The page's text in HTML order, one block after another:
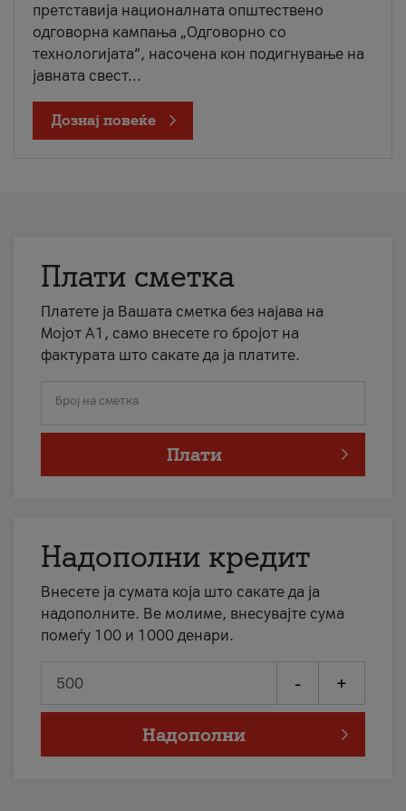
претставија националната општествено
одговорна кампања „Одговорно со
технологијата“, насочена кон подигнување на
јавната свест...
Дознај повеќе
Плати сметка
Платете ја Вашата сметка без најава на
Мојот А1, само внесете го бројот на
фактурата што сакате да ја платите.
Број на сметка
Плати
Надополни кредит
Внесете ја сумата која што сакате да ја
надополните. Ве молиме, внесувајте сума
помеѓу 100 и 1000 денари.
- +
Надополни